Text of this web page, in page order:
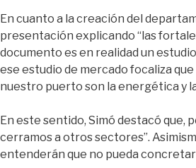
En cuanto a la creación del
presentación explicando “las
documento es en realidad un
ese estudio de mercado focaliza
nuestro puerto son la energética y
En este sentido, Simó destacó que,
cerramos a otros sectores”.
entenderán que no pueda concretar